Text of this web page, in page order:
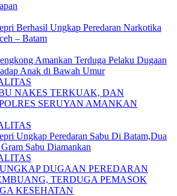
Berhasil Ungkap Peredaran Narkotika
– Batam
Amankan Terduga Pelaku Dugaan
Anak di Bawah Umur
NAKES TERKUAK, DAN
SERUYAN AMANKAN
Ungkap Peredaran Sabu Di Batam,Dua
Sabu Diamankan
DUGAAN PEREDARAN
TERDUGA PEMASOK
KESEHATAN